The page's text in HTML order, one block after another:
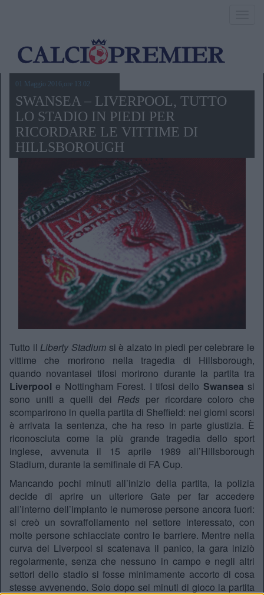
01 Maggio 2016,ore 13.02
SWANSEA – LIVERPOOL, TUTTO
LO STADIO IN PIEDI PER
RICORDARE LE VITTIME DI
HILLSBOROUGH
Tutto il Liberty Stadiumsi è alzato in piedi per celebrare le
vittime che morirono nella tragedia di Hillsborough,
quando novantasei tifosi morirono durante la partita tra
Liverpool e Nottingham Forest. I tifosi dello Swansea si
sono uniti a quelli dei Reds per ricordare coloro che
scomparirono in quella partita di Sheffield: nei giorni scorsi
è arrivata la sentenza, che ha reso in parte giustizia. È
riconosciuta come la più grande tragedia dello sport
inglese, avvenuta il 15 aprile 1989 all’Hillsborough
Stadium, durante la semifinale di FA Cup.
Mancando pochi minuti all’inizio della partita, la polizia
decide di aprire un ulteriore Gate per far accedere
all’interno dell’impianto le numerose persone ancora fuori:
si creò un sovraffollamento nel settore interessato, con
molte persone schiacciate contro le barriere. Mentre nella
curva del Liverpool si scatenava il panico, la gara iniziò
regolarmente, senza che nessuno in campo e negli altri
settori dello stadio si fosse minimamente accorto di cosa
stesse avvenendo. Solo dopo sei minuti di gioco la partita